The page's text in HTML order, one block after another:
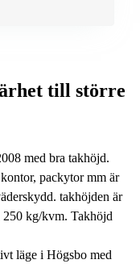
till större
med bra takhöjd.
packytor mm är
takhöjden är
250 kg/kvm. Takhöjd
läge i Högsbo med